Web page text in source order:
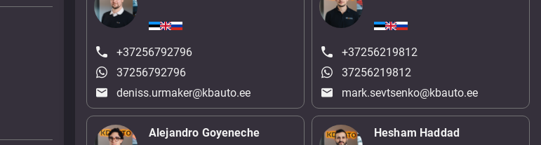
+37256792796
37256792796
deniss.urmaker@kbauto.ee
+37256219812
37256219812
mark.sevtsenko@kbauto.ee
Alejandro Goyeneche Hesham Haddad